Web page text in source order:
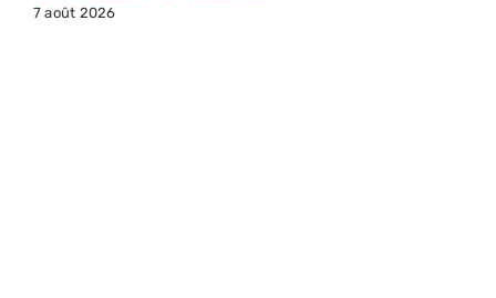
7 août 2026